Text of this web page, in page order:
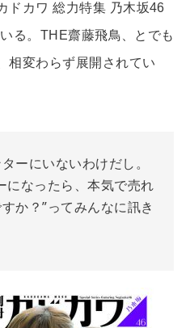
ドカワ 総力特集 乃木坂46
る。THE齋藤飛鳥、とでも
相変わらず展開されてい
ーにいないわけだし。
になったら、本気で売れ
か？”ってみんなに訊き